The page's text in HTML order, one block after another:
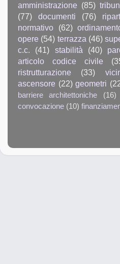
amministrazione (85)
(77)
documenti (76)
normativo
(62)
opere (54) terrazza (46)
c.c.
(41) stabilità (40)
articolo codice civile
ristrutturazione
(33)
ascensore (22) geometri
barriere architettoniche
(16)
convocazione (10)